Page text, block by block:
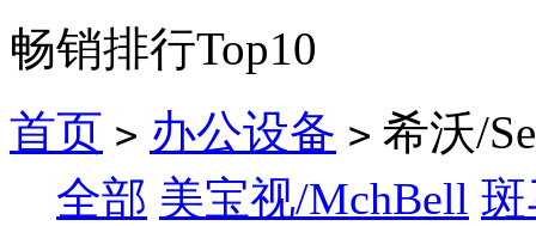
畅销排行Top10
首页 > 办公设备 > 希沃/
全部 美宝视/MchBell 斑